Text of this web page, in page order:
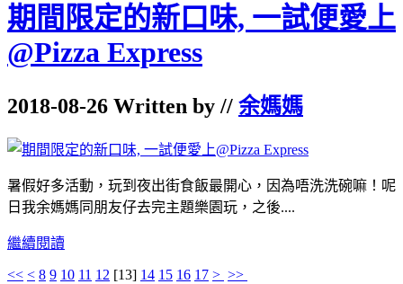
期間限定的新口味, 一試便愛上
@Pizza Express
2018-08-26 Written by // 余媽媽
暑假好多活動，玩到夜出街食飯最開心，因為唔洗洗碗嘛！呢
日我余媽媽同朋友仔去完主題樂園玩，之後....
繼續閱讀
<< < 8 9 10 11 12 [13] 14 15 16 17 > >>